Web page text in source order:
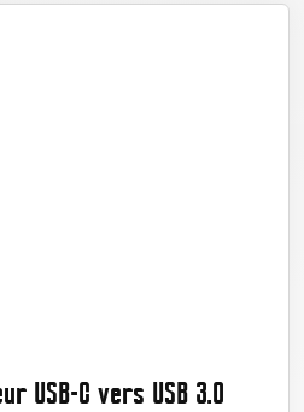
USB-C vers USB 3.0